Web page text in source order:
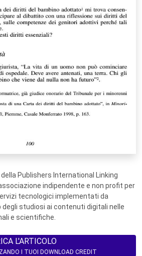
Publishers International Linking
indipendente e non profit per
tecnologici implementati da
degli studiosi ai contenuti digitali nelle
e scientifiche.
L'ARTICOLO
I TUOI DOWNLOAD CREDIT